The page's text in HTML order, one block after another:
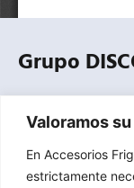
Valoramos
En Accesorios
estrictamente
Grupo
equipos,
refrigeración